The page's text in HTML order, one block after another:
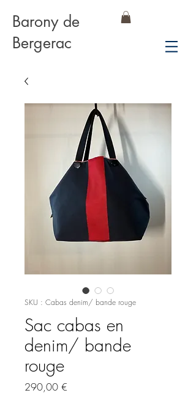
Barony de
Bergerac
SKU : Cabas denim/ bande rouge
Sac cabas en
denim/ bande
rouge
290,00 €